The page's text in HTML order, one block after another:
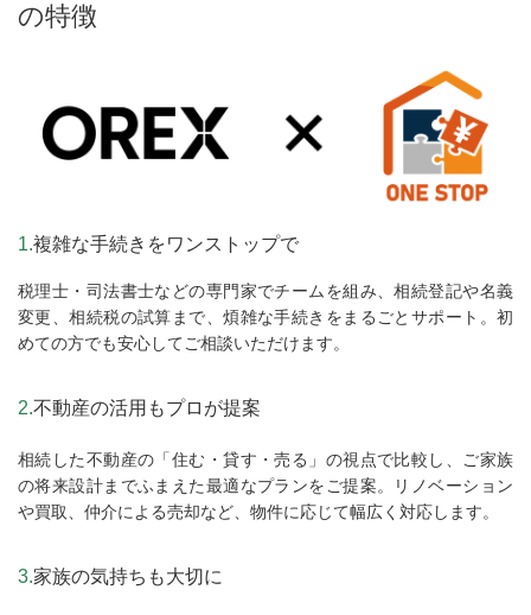
の特徴
1.複雑な手続きをワンストップで
税理士・司法書士などの専門家でチームを組み、相続登記や名義
変更、相続税の試算まで、煩雑な手続きをまるごとサポート。初
めての方でも安心してご相談いただけます。
2.不動産の活用もプロが提案
相続した不動産の「住む・貸す・売る」の視点で比較し、ご家族
の将来設計までふまえた最適なプランをご提案。リノベーション
や買取、仲介による売却など、物件に応じて幅広く対応します。
3.家族の気持ちも大切に